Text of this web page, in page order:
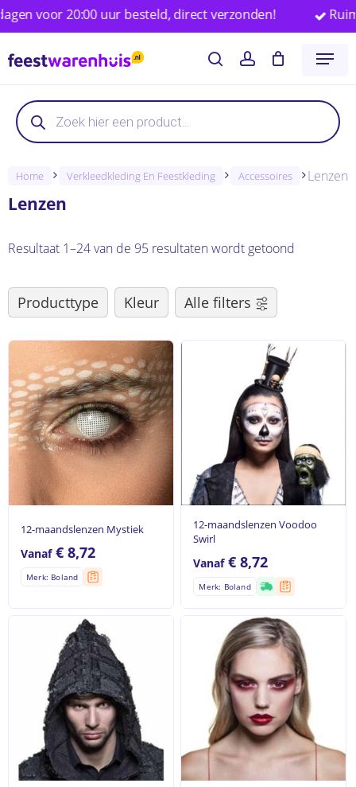
Skip
to
main
20:00 uur besteld, direct verzonden! Ruim 25.000
Producten
zoeken
searchaccount
Menu
Winkelwagen Close
Producten
zoeken
Home Verkleedkleding En Feestkleding Accessoires Lenzen
Lenzen
Resultaat 1–24 van de 95 resultaten wordt getoond
Producttype Kleur Alle filters
12-maandslenzen Mystiek
Vanaf€ 8,72
Merk: Boland
12-maandslenzen Voodoo
Swirl
Vanaf€8,72
Merk: Boland